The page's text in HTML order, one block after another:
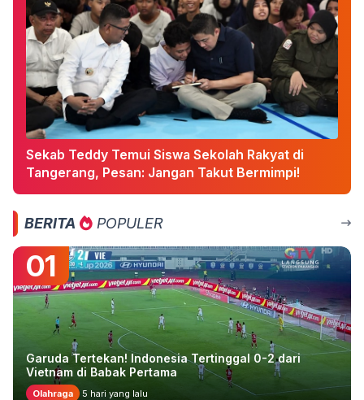
Sekab Teddy Temui Siswa Sekolah Rakyat di
Tangerang, Pesan: Jangan Takut Bermimpi!
BERITA POPULER
01
Garuda Tertekan! Indonesia Tertinggal 0-2 dari
Vietnam di Babak Pertama
Olahraga 5 hari yang lalu